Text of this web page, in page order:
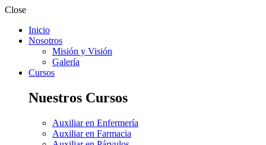
Close
Inicio
Nosotros
Misión y Visión
Galería
Cursos
Nuestros Cursos
Auxiliar en Enfermería
Auxiliar en Farmacia